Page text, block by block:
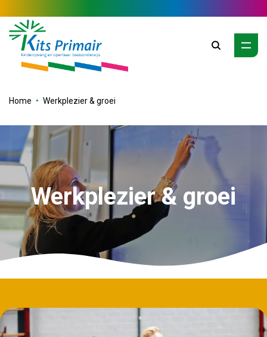
Zoeken
Home Werkplezier & groei
Werkplezier & groei